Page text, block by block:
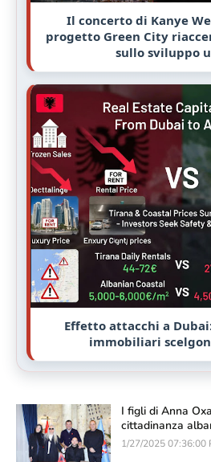
Il concerto di Kanye
progetto Green City
sullo sviluppo
Effetto attacchi a
immobiliari
I figli di Anna
cittadinanza
1/27/2025 07:36:00